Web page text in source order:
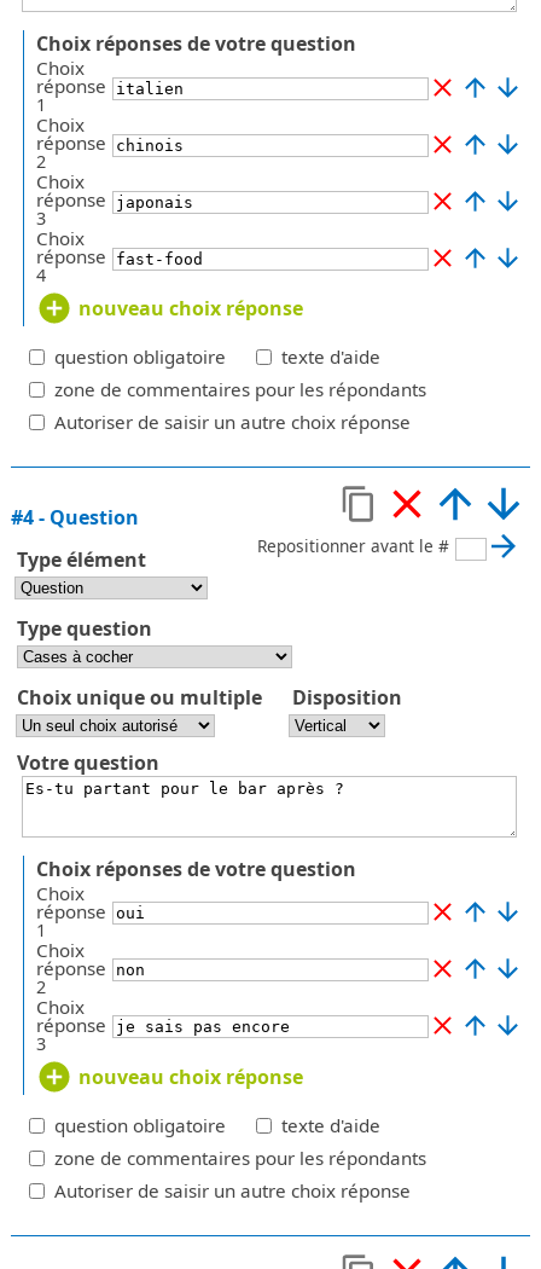
Choix réponses de votre question
Choix
réponse
1
Choix
réponse
2
Choix
réponse
3
Choix
réponse
4
nouveau choix réponse
question obligatoire
texte d'aide
zone de commentaires pour les répondants
Autoriser de saisir un autre choix réponse
Repositionner avant le #
#4- Question
Type élément
Type question
Choix unique ou multiple Disposition
Votre question
Choix réponses de votre question
Choix
réponse
1
Choix
réponse
2
Choix
réponse
3
nouveau choix réponse
question obligatoire
texte d'aide
zone de commentaires pour les répondants
Autoriser de saisir un autre choix réponse